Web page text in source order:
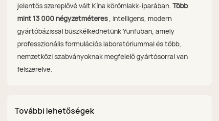
jelentős szereplővé vált Kína körömlakk-iparában. Több
mint 13 000 négyzetméteres, intelligens, modern
gyártóbázissal büszkélkedhetünk Yunfuban, amely
professzionális formulációs laboratóriummal és több,
nemzetközi szabványoknak megfelelő gyártósorral van
felszerelve.
További lehetőségek